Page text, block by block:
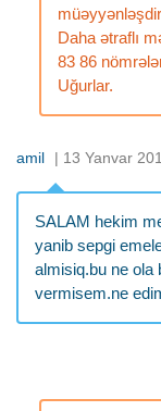
Daha ətraflı
83 86
Uğurlar.
amil | 13 Yanvar
SALAM hekim
yanib sepgi
almisiq.bu ne ola
vermisem.ne